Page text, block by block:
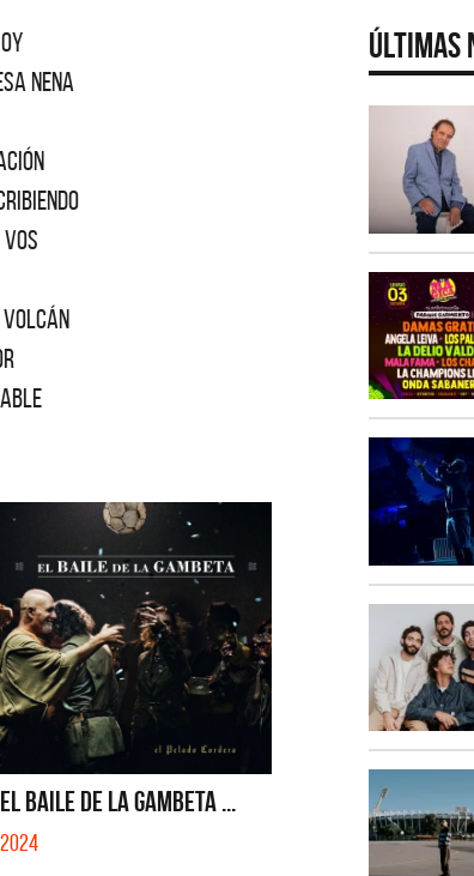
NENA
EL BAILE DE LA GAMBETA ...
2024
Últimas